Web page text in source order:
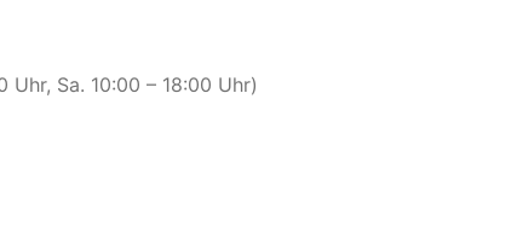
Sa. 10:00 – 18:00 Uhr)